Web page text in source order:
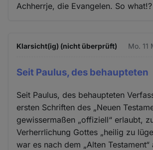
Achherrje, die Evangelen. So what!?
Klarsicht(ig) (nicht überprüft) Mo. 11
Seit Paulus, des behaupteten
Seit Paulus, des behaupteten
ersten Schriften des „Neuen
gewissermaßen „offiziell“ erlaubt,
Verherrlichung Gottes „heilig zu
war es nach dem „Alten